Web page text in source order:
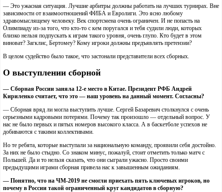
— Это ужасная ситуация. Лучшие арбитры должны работать на лучших турнирах. Вне
зависимости от взаимоотношений ФИБА и Евролиги. Это ясно любому
здравомыслящему человеку. Век спортсмена очень ограничен. И не попасть на
Олимпиаду из-за того, что кто-то с кем поругался и тебя судили люди, которых
близко нельзя подпускать к играм такого уровня, очень глупо. Кто будет в этом
виноват? Загклис, Бертомеу? Кому игроки должны предъявлять претензии?
В целом судейство было такое, что застонали представители всех сборных.
О выступлении сборной
— Сборная России заняла 12-е место в Китае. Президент РФБ Андрей
Кириленко считает, что это — наш уровень на данный момент. Согласны?
— Сборная вряд ли могла выступить лучше. Сергей Базаревич столкнулся с очень
серьезными кадровыми потерями. Почему так произошло — отдельный вопрос. У
нас не было первых и пятых номеров высокого класса. А в баскетболе успехов не
добиваются с такими коллективами.
Но те ребята, которые выступали за национальную команду, проявили себя достойно.
За них не было стыдно. Со знаком минус, пожалуй, стоит отметить только матч с
Польшей. Да и то нельзя сказать, что они сыграли ужасно. Просто своими
предыдущими играми сборная привела нас к завышенным ожиданиям.
— Понятно, что на ЧМ-2019 не смогли приехать пять ключевых игроков, но
почему в России такой ограниченный круг кандидатов в сборную?